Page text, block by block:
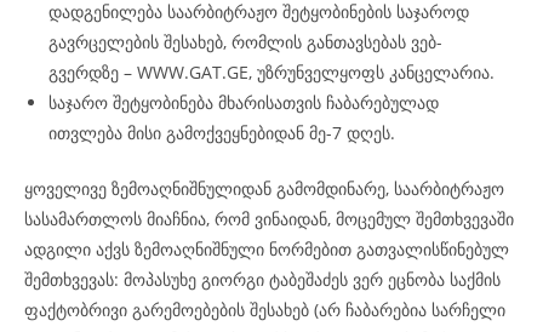
დადგენილება საარბიტრაჟო შეტყობინების საჯაროდ
გავრცელების შესახებ, რომლის განთავსებას ვებ-
გვერდზე – WWW.GAT.GE, უზრუნველყოფს კანცელარია.
საჯარო შეტყობინება მხარისათვის ჩაბარებულად
ითვლება მისი გამოქვეყნებიდან მე-7 დღეს.
ყოველივე ზემოაღნიშნულიდან გამომდინარე, საარბიტრაჟო
სასამართლოს მიაჩნია, რომ ვინაიდან, მოცემულ შემთხვევაში
ადგილი აქვს ზემოაღნიშნული ნორმებით გათვალისწინებულ
შემთხვევას: მოპასუხე გიორგი ტაბეშაძეს ვერ ეცნობა საქმის
ფაქტობრივი გარემოებების შესახებ (არ ჩაბარებია სარჩელი